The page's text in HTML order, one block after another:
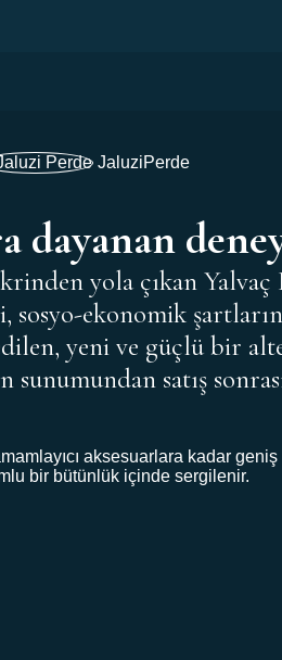
JaluziPerde
dayanan
yola çıkan
ekonomik
yeni ve güçlü bir
satış
aksesuarlara kadar
bir bütünlük içinde sergilenir.